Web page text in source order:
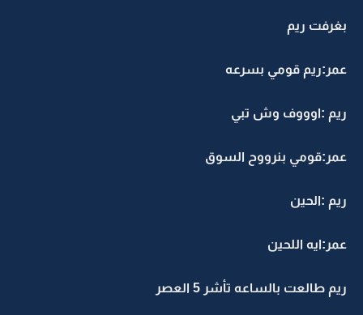
بغرفت ريم
عمر:ريم قومي بسرعه
ريم :اوووف وش تبي
عمر:قومي بنرووح السوق
ريم :الحين
عمر:ايه اللحين
ريم طالعت بالساعه تأشر 5 العصر